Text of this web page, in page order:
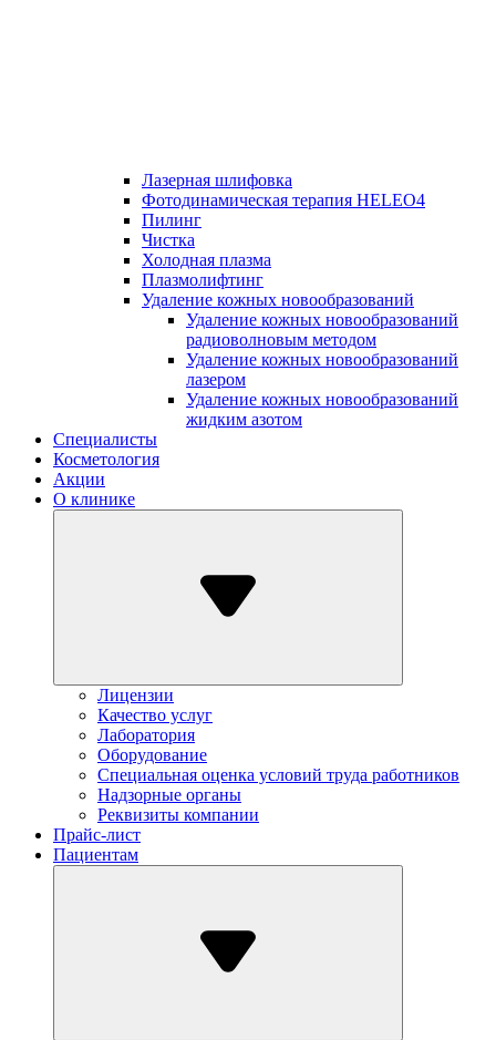
Лазерная шлифовка
Фотодинамическая терапия HELEO4
Пилинг
Чистка
Холодная плазма
Плазмолифтинг
Удаление кожных новообразований
Удаление кожных новообразований
радиоволновым методом
Удаление кожных новообразований
лазером
Удаление кожных новообразований
жидким азотом
Специалисты
Косметология
Акции
О клинике
Лицензии
Качество услуг
Лаборатория
Оборудование
Специальная оценка условий труда работников
Надзорные органы
Реквизиты компании
Прайс-лист
Пациентам